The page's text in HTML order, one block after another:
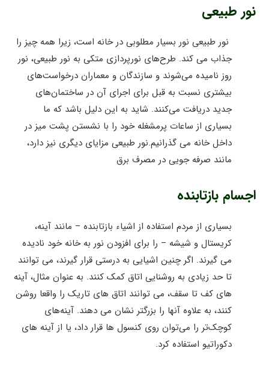
نور طبیعی
نور طبیعی نور بسیار مطلوبی در خانه است، زیرا همه چیز را
جذاب می کند. طرح‌های نورپردازی متکی به نور طبیعی، نور
روز نامیده می‌شوند و سازندگان و معماران درخواست‌های
بیشتری نسبت به قبل برای اجرای آن در ساختمان‌های
جدید دریافت می‌کنند. شاید به این دلیل باشد که ما
بسیاری از ساعات پرمشغله خود را با نشستن پشت میز در
داخل خانه می گذرانیم.نور طبیعی مزایای دیگری نیز دارد،
مانند صرفه جویی در مصرف برق
اجسام بازتابنده
بسیاری از مردم استفاده از اشیاء بازتابنده – مانند آینه،
کریستال و شیشه – را برای افزودن نور به خانه خود نادیده
می گیرند. اگر چنین اشیایی به درستی قرار گیرند، می توانند
تا حد زیادی به روشنایی اتاق کمک کنند. به عنوان مثال، آینه
های کف تا سقف، می توانند اتاق های تاریک را واقعا روشن
کنند، به علاوه آنها را بزرگتر نشان می دهند. آینه‌های
کوچک‌تر را می‌توان روی کنسول ها قرار داد، یا از آینه های
دکوراتیو استفاده کرد.